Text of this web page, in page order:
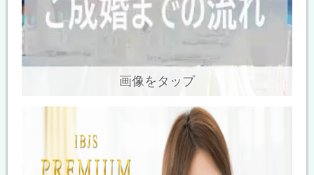
画像をタップ